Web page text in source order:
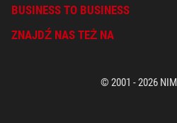
BUSINESS TO BUSINESS
ZNAJDŹ NAS TEŻ NA
© 2001 - 2026